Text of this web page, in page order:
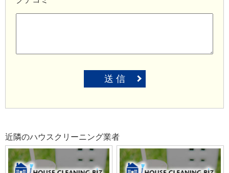
送 信
近隣のハウスクリーニング業者